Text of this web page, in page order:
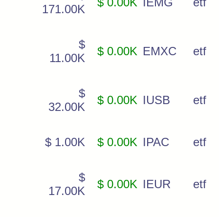
171.00K
$
11.00K
$ 0.00K EMXC etf
$
32.00K
$ 0.00K IUSB etf
$ 1.00K $ 0.00K IPAC etf
$
17.00K
$ 0.00K IEUR etf